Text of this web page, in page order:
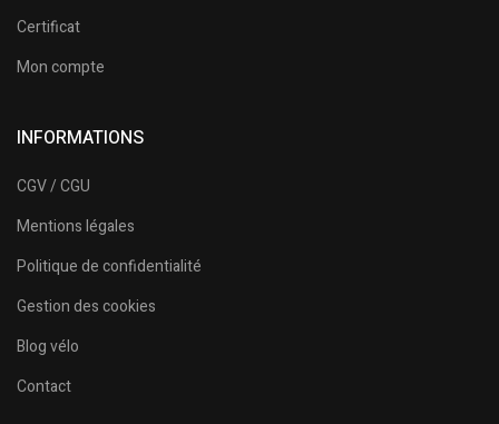
Certificat
Mon compte
INFORMATIONS
CGV / CGU
Mentions légales
Politique de confidentialité
Gestion des cookies
Blog vélo
Contact